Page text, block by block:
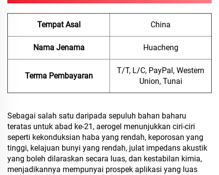
Tempat Asal China
Nama Jenama Huacheng
Terma Pembayaran
T/T, L/C, PayPal, Western
Union, Tunai
Sebagai salah satu daripada sepuluh bahan baharu
teratas untuk abad ke-21, aerogel menunjukkan ciri-ciri
seperti kekonduksian haba yang rendah, keporosan yang
tinggi, kelajuan bunyi yang rendah, julat impedans akustik
yang boleh dilaraskan secara luas, dan kestabilan kimia,
menjadikannya mempunyai prospek aplikasi yang luas